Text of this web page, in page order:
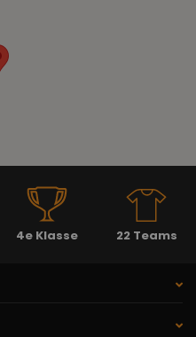
4e Klasse 22 Teams